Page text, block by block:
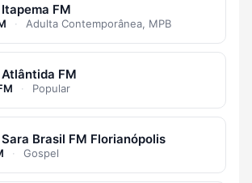
FM
· Adulta Contemporânea, MPB
Atlântida FM
· Popular
Sara Brasil FM Florianópolis
· Gospel